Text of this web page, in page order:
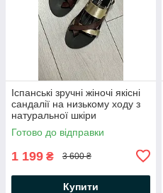
Іспанські зручні жіночі якісні
сандалії на низькому ходу з
натуральної шкіри
Готово до відправки
1 199 ₴ 3 600 ₴
Купити